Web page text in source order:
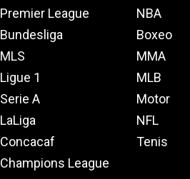
Premier League
Bundesliga
MLS
Ligue 1
Serie A
LaLiga
Concacaf
Champions League
NBA
Boxeo
MMA
MLB
Motor
NFL
Tenis